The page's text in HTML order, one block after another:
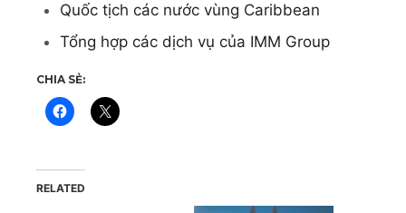
Quốc tịch các nước vùng Caribbean
Tổng hợp các dịch vụ của IMM Group
CHIA SẺ:
RELATED